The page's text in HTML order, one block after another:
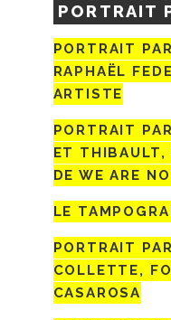
PORTRAIT
PORTRAIT
RAPHAËL
ARTISTE
PORTRAIT
ET THIBAULT,
DE WE ARE
LE
PORTRAIT
COLLETTE,
CASAROSA